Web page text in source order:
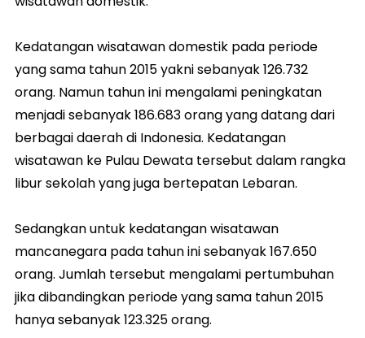
Kedatangan wisatawan domestik pada periode
yang sama tahun 2015 yakni sebanyak 126.732
orang. Namun tahun ini mengalami peningkatan
menjadi sebanyak 186.683 orang yang datang dari
berbagai daerah di Indonesia. Kedatangan
wisatawan ke Pulau Dewata tersebut dalam rangka
libur sekolah yang juga bertepatan Lebaran.
Sedangkan untuk kedatangan wisatawan
mancanegara pada tahun ini sebanyak 167.650
orang. Jumlah tersebut mengalami pertumbuhan
jika dibandingkan periode yang sama tahun 2015
hanya sebanyak 123.325 orang.